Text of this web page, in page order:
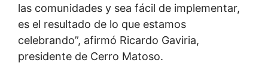
las comunidades y sea fácil de implementar,
es el resultado de lo que estamos
celebrando”, afirmó Ricardo Gaviria,
presidente de Cerro Matoso.